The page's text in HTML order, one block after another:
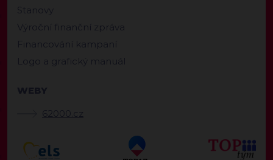
Stanovy
Výroční finanční zpráva
Financování kampaní
Logo a grafický manuál
WEBY
62000.cz